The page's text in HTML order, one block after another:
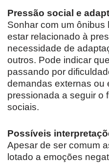
Pressão social e
Sonhar com um ônibus
estar relacionado à
necessidade de
outros. Pode indicar
passando por
demandas externas ou
pressionada a seguir o
sociais.
Possíveis
Apesar de ser comum
lotado a emoções